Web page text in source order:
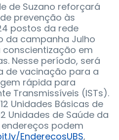
de Suzano reforçará
prevenção às
postos da rede
da campanha Julho
em
Nesse período, será
de vacinação para a
rápida para
Transmissíveis (ISTs).
Unidades Básicas de
Unidades de Saúde da
endereços podem
EnderecosUBS,